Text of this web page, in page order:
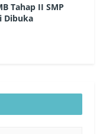
Tahap II SMP
Dibuka